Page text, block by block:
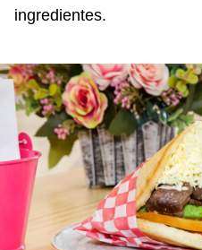
ingredientes.